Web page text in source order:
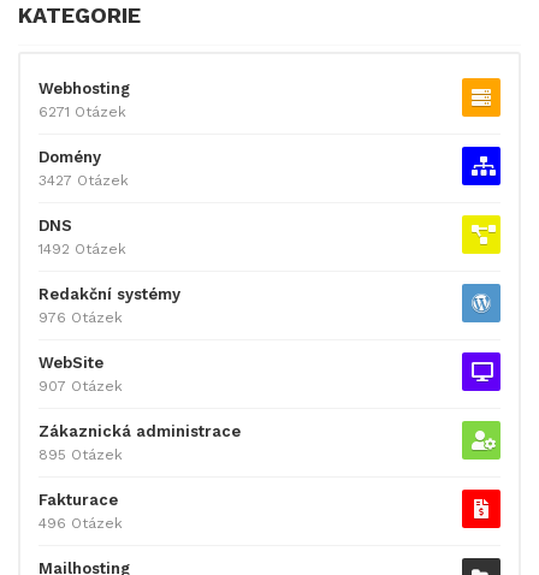
KATEGORIE
Webhosting
6271 Otázek
Domény
3427 Otázek
DNS
1492 Otázek
Redakční systémy
976 Otázek
WebSite
907 Otázek
Zákaznická administrace
895 Otázek
Fakturace
496 Otázek
Mailhosting